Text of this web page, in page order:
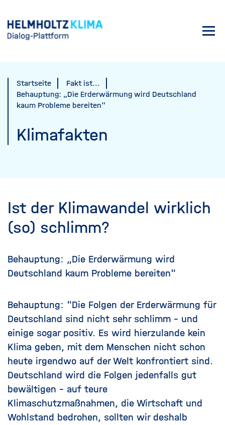
zum
Inhalt
Startseite
Fakt ist...
Behauptung: „Die Erderwärmung wird Deutschland
kaum Probleme bereiten"
Klimafakten
Ist der Klimawandel wirklich
(so) schlimm?
Behauptung: „Die Erderwärmung wird
Deutschland kaum Probleme bereiten"
Behauptung: "Die Folgen der Erderwärmung für
Deutschland sind nicht sehr schlimm – und
einige sogar positiv. Es wird hierzulande kein
Klima geben, mit dem Menschen nicht schon
heute irgendwo auf der Welt konfrontiert sind.
Deutschland wird die Folgen jedenfalls gut
bewältigen – auf teure
Klimaschutzmaßnahmen, die Wirtschaft und
Wohlstand bedrohen, sollten wir deshalb